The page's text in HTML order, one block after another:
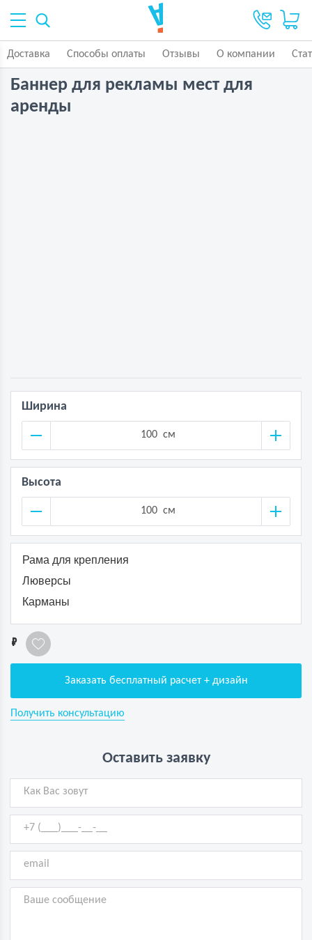
Доставка Способы оплаты Отзывы О компании
Баннер для рекламы мест для
аренды
Ширина
см
Высота
см
Рама для крепления
Люверсы
Карманы
1
Заказать бесплатный расчет + дизайн
Получить консультацию
Оставить заявку